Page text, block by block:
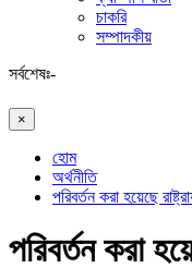
চাকরি
সম্পাদকীয়
সর্বশেষঃ-
×
হোম
অর্থনীতি
পরিবর্তন করা হয়েছে
পরিবর্তন করা